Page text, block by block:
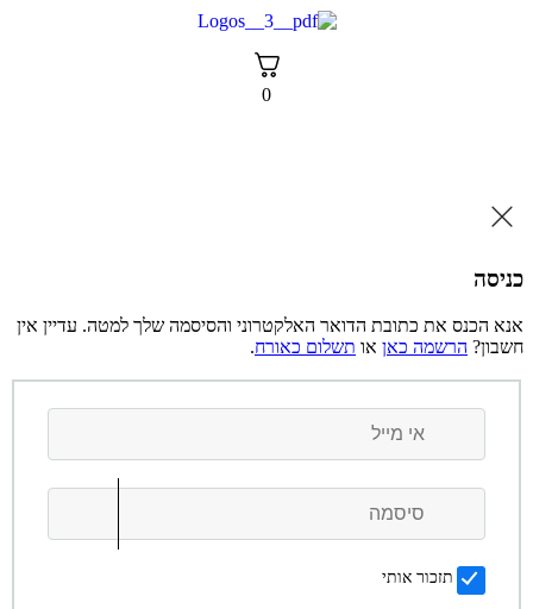
הכנס את כתובת הדואר האלקטרוני והסיסמה שלך למטה. עדיין אין
הרשמה כאןאותשלום כאורח.
תזכור אותי